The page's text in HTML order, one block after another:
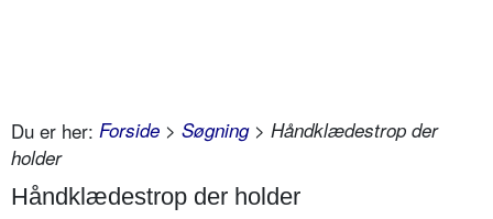
Du er her: Forside > Søgning> Håndklædestrop der
holder
Håndklædestrop der holder